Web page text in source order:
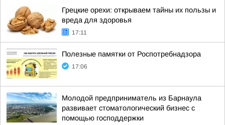
Грецкие орехи: открываем тайны их пользы и
вреда для здоровья
17:11
Полезные памятки от Роспотребнадзора
17:06
Молодой предприниматель из Барнаула
развивает стоматологический бизнес с
помощью господдержки